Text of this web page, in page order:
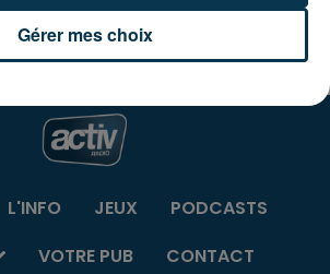
L'INFO JEUX
PODCASTS
VOTRE PUB CONTACT
Gérer mes choix